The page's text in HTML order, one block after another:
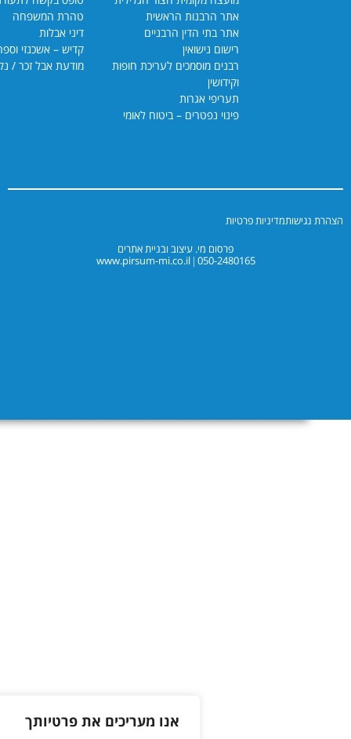
אנו מעריכים את פרטיותך
אתר הרבנות הראשית
אתר בתי הדין הרבניים
רבנים מוסמכים לעריכת חופות
פינוי נפטרים – ביטוח לאומי
טהרת המשפחה
דיני אבלות
קדיש – אשכנזי וספרדי
מודעת אבל זכר / נקבה
פרטיות
פרסום מי. עיצוב ובניית אתרים
www.pirsum-mi.co.il